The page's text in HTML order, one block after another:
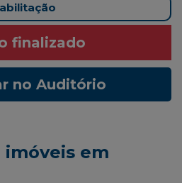
finalizado
no Auditório
imóveis em